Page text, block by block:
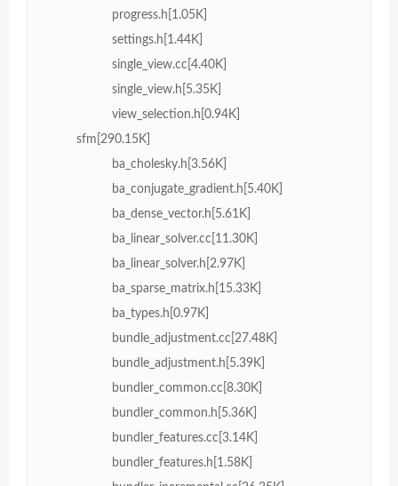
progress.h[1.05K]
settings.h[1.44K]
single_view.cc[4.40K]
single_view.h[5.35K]
view_selection.h[0.94K]
sfm[290.15K]
ba_cholesky.h[3.56K]
ba_conjugate_gradient.h[5.40K]
ba_dense_vector.h[5.61K]
ba_linear_solver.cc[11.30K]
ba_linear_solver.h[2.97K]
ba_sparse_matrix.h[15.33K]
ba_types.h[0.97K]
bundle_adjustment.cc[27.48K]
bundle_adjustment.h[5.39K]
bundler_common.cc[8.30K]
bundler_common.h[5.36K]
bundler_features.cc[3.14K]
bundler_features.h[1.58K]